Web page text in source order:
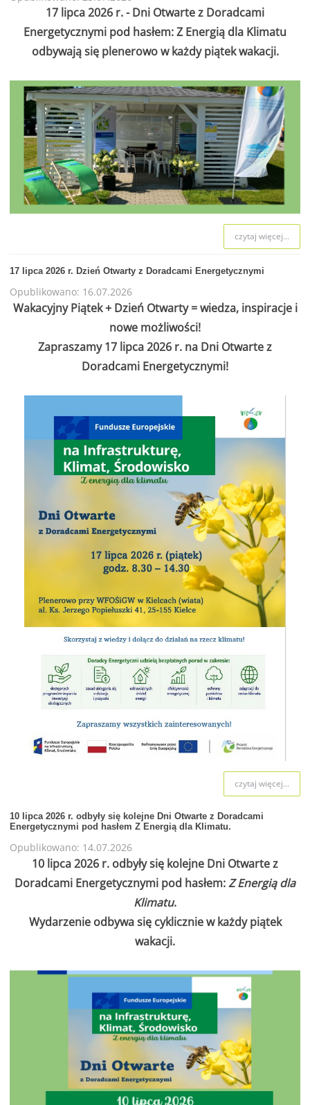
17 lipca 2026 r. - Dni Otwarte z Doradcami
Energetycznymi pod hasłem: Z Energią dla Klimatu
odbywają się plenerowo w każdy piątek wakacji.
czytaj więcej...
17 lipca 2026 r. Dzień Otwarty z Doradcami Energetycznymi
Opublikowano: 16.07.2026
Wakacyjny Piątek + Dzień Otwarty = wiedza, inspiracje i
nowe możliwości!
Zapraszamy 17 lipca 2026 r. na Dni Otwarte z
Doradcami Energetycznymi!
czytaj więcej...
10 lipca 2026 r. odbyły się kolejne Dni Otwarte z Doradcami
Energetycznymi pod hasłem Z Energią dla Klimatu.
Opublikowano: 14.07.2026
10 lipca 2026 r. odbyły się kolejne Dni Otwarte z
Doradcami Energetycznymi pod hasłem:Z Energią dla
Klimatu.
Wydarzenie odbywa się cyklicznie w każdy piątek
wakacji.